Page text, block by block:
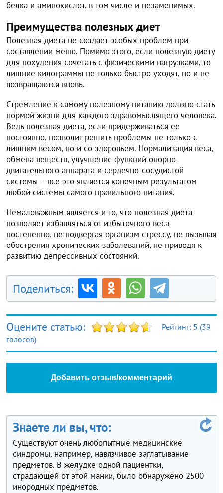
белка и аминокислот, в том числе и незаменимых.
Преимущества полезных диет
Полезная диета не создает особых проблем при
составлении меню. Помимо этого, если полезную диету
для похудения сочетать с физическими нагрузками, то
лишние килограммы не только быстро уходят, но и не
возвращаются вновь.
Стремление к самому полезному питанию должно стать
нормой жизни для каждого здравомыслящего человека.
Ведь полезная диета, если придерживаться ее
постоянно, позволит решить проблемы не только с
лишним весом, но и со здоровьем. Нормализация веса,
обмена веществ, улучшение функций опорно-
двигательного аппарата и сердечно-сосудистой
системы – все это является конечным результатом
любой системы самого правильного питания.
Немаловажным является и то, что полезная диета
позволяет избавляться от избыточного веса
постепенно, не подвергая организм стрессу, не вызывая
обострения хронических заболеваний, не приводя к
развитию депрессивных состояний.
Поделиться:
Оцените статью: Рейтинг: 5 (39
голосов)
Добавить отзыв/комментарий
Знаете ли вы, что:
Существуют очень любопытные медицинские
синдромы, например, навязчивое заглатывание
предметов. В желудке одной пациентки,
страдающей от этой мании, было обнаружено 2500
инородных предметов.